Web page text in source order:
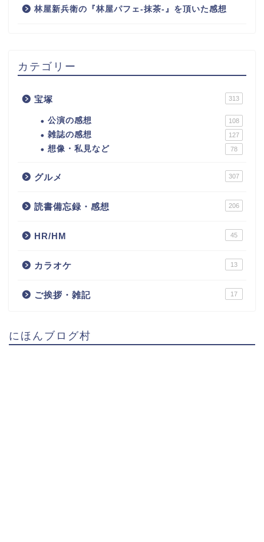
林屋新兵衛の『林屋パフェ-抹茶-』を頂いた感想
カテゴリー
宝塚 313
公演の感想 108
雑誌の感想 127
想像・私見など 78
グルメ 307
読書備忘録・感想 206
HR/HM 45
カラオケ 13
ご挨拶・雑記 17
にほんブログ村